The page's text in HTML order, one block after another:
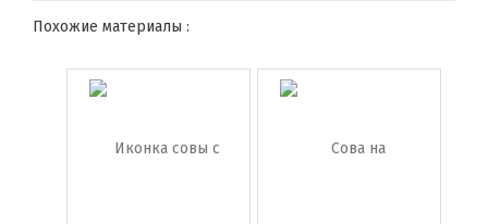
Похожие материалы :